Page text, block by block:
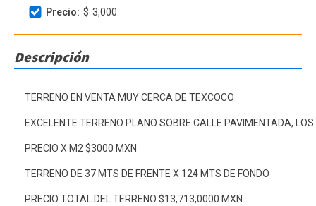
Precio: $ 3,000
Descripción
TERRENO EN VENTA MUY CERCA DE TEXCOCO
EXCELENTE TERRENO PLANO SOBRE CALLE PAVIMENTADA,
PRECIO X M2 $3000 MXN
TERRENO DE 37 MTS DE FRENTE X 124 MTS DE FONDO
PRECIO TOTAL DEL TERRENO $13,713,0000 MXN